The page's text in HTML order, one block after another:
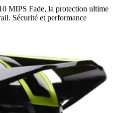
MIPS Fade, la protection ultime
Sécurité et performance